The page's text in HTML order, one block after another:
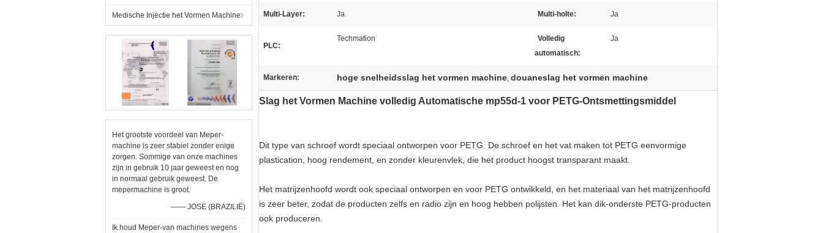
Medische Injectie het Vormen Machine
Het grootste voordeel van Meper-
machine is zeer stabiel zonder enige
zorgen. Sommige van onze machines
zijn in gebruik 10 jaar geweest en nog
in normaal gebruik geweest. De
mepermachine is groot.
—— JOSE (BRAZILIË)
Ik houd Meper-van machines wegens
Multi-Layer: Ja Multi-holte: Ja
PLC:
Techmation
Volledig
automatisch:
Ja
Markeren: hoge snelheidsslag het vormen machine, douaneslag het vormen machine
Slag het Vormen Machine volledig Automatische mp55d-1 voor PETG-Ontsmettingsmiddel
Dit type van schroef wordt speciaal ontworpen voor PETG. De schroef en het vat maken tot PETG eenvormige
plastication, hoog rendement, en zonder kleurenvlek, die het product hoogst transparant maakt.
Het matrijzenhoofd wordt ook speciaal ontworpen en voor PETG ontwikkeld, en het materiaal van het matrijzenhoofd
is zeer beter, zodat de producten zelfs en radio zijn en hoog hebben polijsten. Het kan dik-onderste PETG-producten
ook produceren.